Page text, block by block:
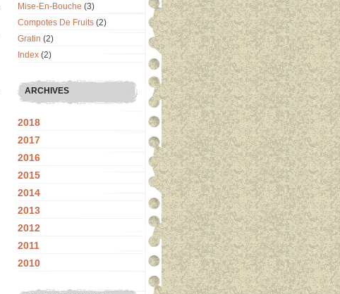
Mise-En-Bouche (3)
Compotes De Fruits (2)
Gratin (2)
Index (2)
ARCHIVES
2018
2017
2016
2015
2014
2013
2012
2011
2010